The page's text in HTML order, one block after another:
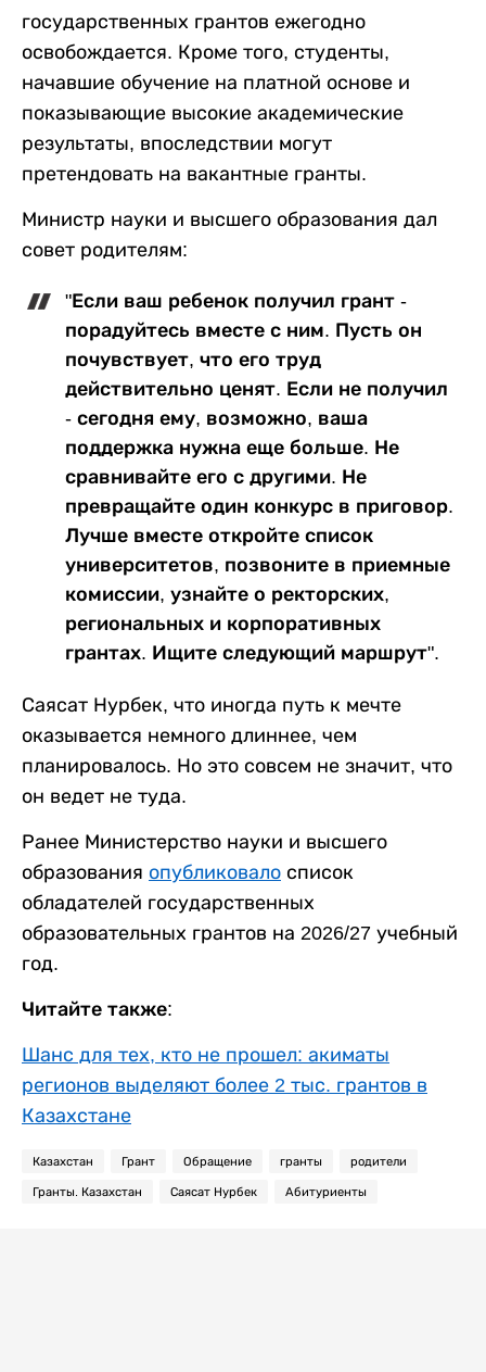
государственных грантов ежегодно
освобождается. Кроме того, студенты,
начавшие обучение на платной основе и
показывающие высокие академические
результаты, впоследствии могут
претендовать на вакантные гранты.
Министр науки и высшего образования дал
совет родителям:
"Если ваш ребенок получил грант -
порадуйтесь вместе с ним. Пусть он
почувствует, что его труд
действительно ценят. Если не получил
- сегодня ему, возможно, ваша
поддержка нужна еще больше. Не
сравнивайте его с другими. Не
превращайте один конкурс в приговор.
Лучше вместе откройте список
университетов, позвоните в приемные
комиссии, узнайте о ректорских,
региональных и корпоративных
грантах. Ищите следующий маршрут".
Саясат Нурбек, что иногда путь к мечте
оказывается немного длиннее, чем
планировалось. Но это совсем не значит, что
он ведет не туда.
Ранее Министерство науки и высшего
образования опубликовало список
обладателей государственных
образовательных грантов на 2026/27 учебный
год.
Читайте также:
Шанс для тех, кто не прошел: акиматы
регионов выделяют более 2 тыс. грантов в
Казахстане
Казахстан Грант Обращение гранты родители
Гранты. Казахстан Саясат Нурбек Абитуриенты